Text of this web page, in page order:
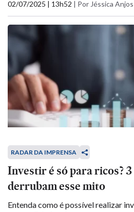
02/07/2025 | 13h52 | Por Jéssica Anjos
RADAR DA IMPRENSA
Investir é só para ricos?
derrubam esse mito
Entenda como é possível realizar